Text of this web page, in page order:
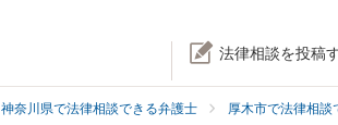
法律相談を投稿
神奈川県で法律相談できる弁護士 厚木市で法律相談